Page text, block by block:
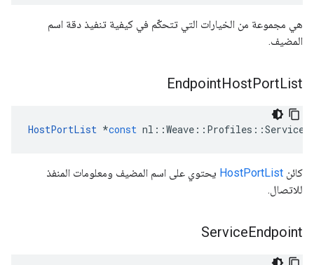
هي مجموعة من الخيارات التي تتحكّم في كيفية تنفيذ دقة اسم
المضيف.
EndpointHostPortList
HostPortList *const nl ::Weave :: Profiles ::
كائن HostPortList يحتوي على اسم المضيف ومعلومات المنفذ
للاتصال.
ServiceEndpoint